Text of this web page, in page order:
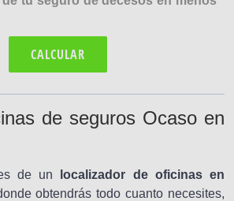
CALCULAR
de seguros Ocaso en
de un
localizador de oficinas en
obtendrás todo cuanto necesites,